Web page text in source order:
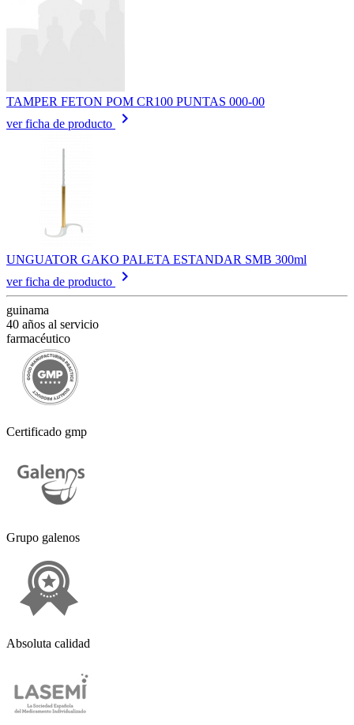
TAMPER FETON POM CR100 PUNTAS 000-00
ver ficha de producto
keyboard_arrow_right
UNGUATOR GAKO PALETA ESTANDAR SMB 300ml
ver ficha de producto
keyboard_arrow_right
guinama
40 años al servicio
farmacéutico
Certificado gmp
Grupo galenos
Absoluta calidad